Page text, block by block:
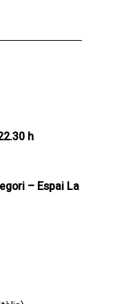
h
– Espai La